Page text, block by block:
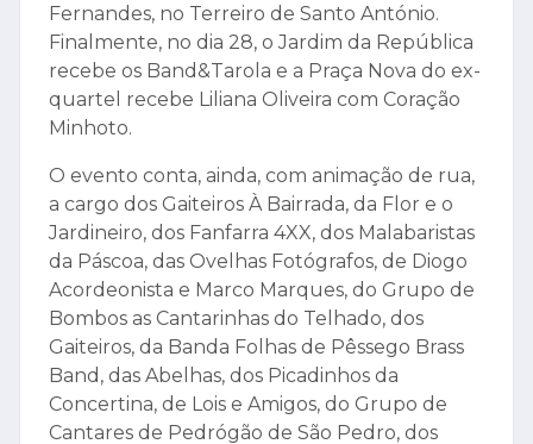
Fernandes, no Terreiro de Santo António.
Finalmente, no dia 28, o Jardim da República
recebe os Band&Tarola e a Praça Nova do ex-
quartel recebe Liliana Oliveira com Coração
Minhoto.
O evento conta, ainda, com animação de rua,
a cargo dos Gaiteiros À Bairrada, da Flor e o
Jardineiro, dos Fanfarra 4XX, dos Malabaristas
da Páscoa, das Ovelhas Fotógrafos, de Diogo
Acordeonista e Marco Marques, do Grupo de
Bombos as Cantarinhas do Telhado, dos
Gaiteiros, da Banda Folhas de Pêssego Brass
Band, das Abelhas, dos Picadinhos da
Concertina, de Lois e Amigos, do Grupo de
Cantares de Pedrógão de São Pedro, dos